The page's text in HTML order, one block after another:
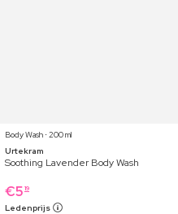
Body Wash ⋅ 200 ml
Urtekram
Soothing Lavender Body Wash
€5 19
Ledenprijs